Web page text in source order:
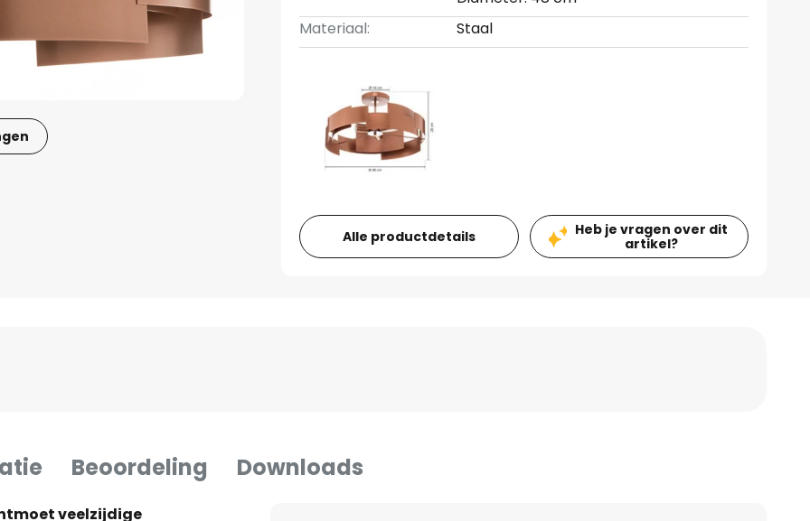
Materiaal:
Staal
Alle productdetails
Heb je vragen over dit
artikel?
Beoordeling Downloads
veelzijdige